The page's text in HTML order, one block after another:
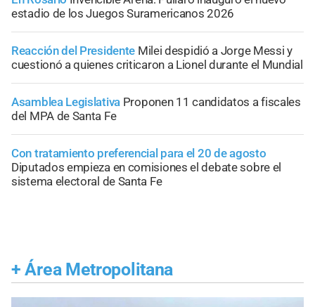
estadio de los Juegos Suramericanos 2026
Reacción del Presidente Milei despidió a Jorge Messi y
cuestionó a quienes criticaron a Lionel durante el Mundial
Asamblea Legislativa Proponen 11 candidatos a fiscales
del MPA de Santa Fe
Con tratamiento preferencial para el 20 de agosto
Diputados empieza en comisiones el debate sobre el
sistema electoral de Santa Fe
+ Área Metropolitana